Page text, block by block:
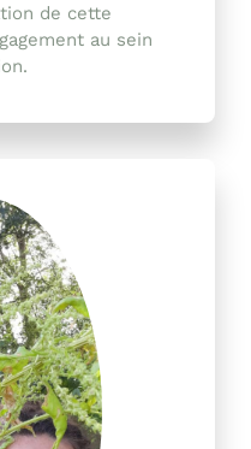
de cette
au sein